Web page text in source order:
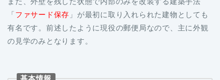
「ファサード保存 」が最初に取り入れられた建物としても
有名です。前述したように現役の郵便局なので、主に外観
の見学のみとなります。
基本情報